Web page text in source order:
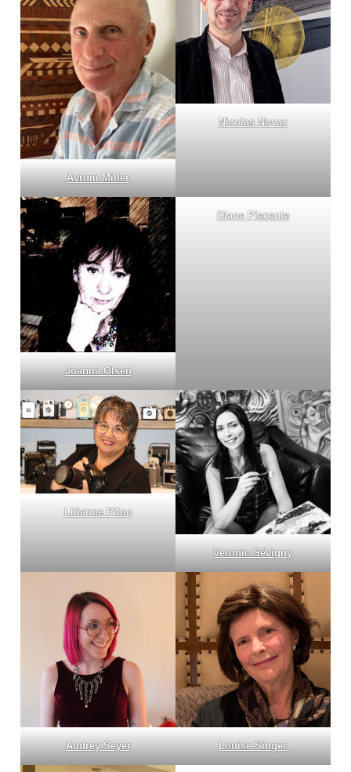
Avrum Miller
Nicolas Novac
Joanna Olsen
Diane Piacente
Lilianne Pilon
Veronic Sévigny
Audrey Seyer Louise Singer